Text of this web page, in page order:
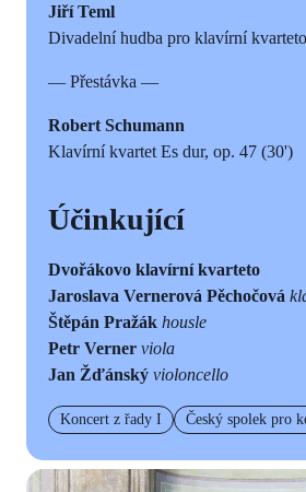
Jiří Teml
Divadelní hudba pro klavírní
— Přestávka —
Robert Schumann
Klavírní kvartet Es dur, op. 47 (30')
Účinkující
Dvořákovo klavírní kvarteto
Jaroslava Vernerová Pěchočová
Štěpán Pražák housle
Petr Verner viola
Jan Žďánský violoncello
Koncert z řady I Český spolek pro